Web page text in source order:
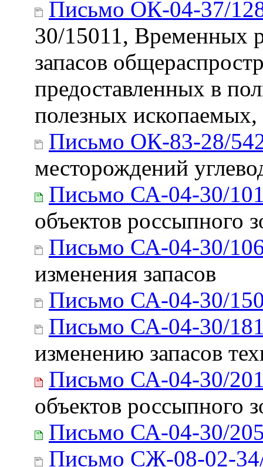
Письмо ОК-04-37/
30/15011, Временных
запасов
предоставленных в
полезных ископаемых,
Письмо ОК-83-28/
месторождений
Письмо СА-04-30/
объектов россыпного
Письмо СА-04-30/
изменения запасов
Письмо СА-04-30/
Письмо СА-04-30/
изменению запасов
Письмо СА-04-30/
объектов россыпного
Письмо СА-04-30/
Письмо СЖ-08-02-